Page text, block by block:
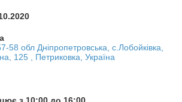
58 обл Дніпропетровська, с.Лобойківка,
125 , Петриковка, Україна